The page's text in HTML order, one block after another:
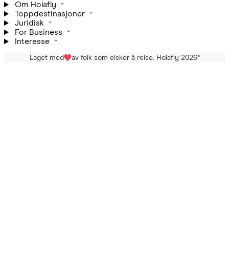
Om Holafly
Toppdestinasjoner
Juridisk
For Business
Interesse
Laget med av folk som elsker å reise. Holafly 2026®